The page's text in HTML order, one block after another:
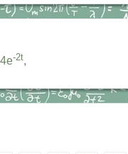
-2t,